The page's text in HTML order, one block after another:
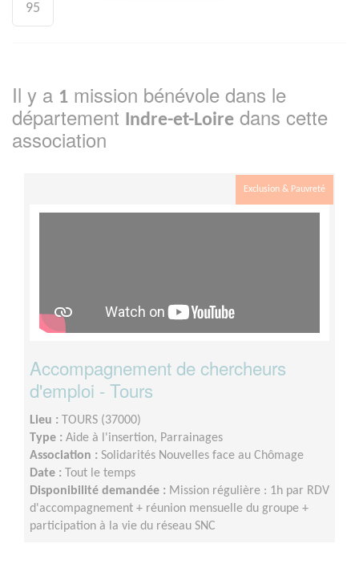
95
Il y a 1 mission bénévole dans le
département Indre-et-Loire dans cette
association
Exclusion & Pauvreté
Accompagnement de chercheurs
d'emploi - Tours
Lieu :
TOURS (37000)
Type : Aide à l'insertion, Parrainages
Association : Solidarités Nouvelles face au Chômage
Date :
Tout le temps
Disponibilité demandée : Mission régulière : 1h par RDV
d'accompagnement + réunion mensuelle du groupe +
participation à la vie du réseau SNC